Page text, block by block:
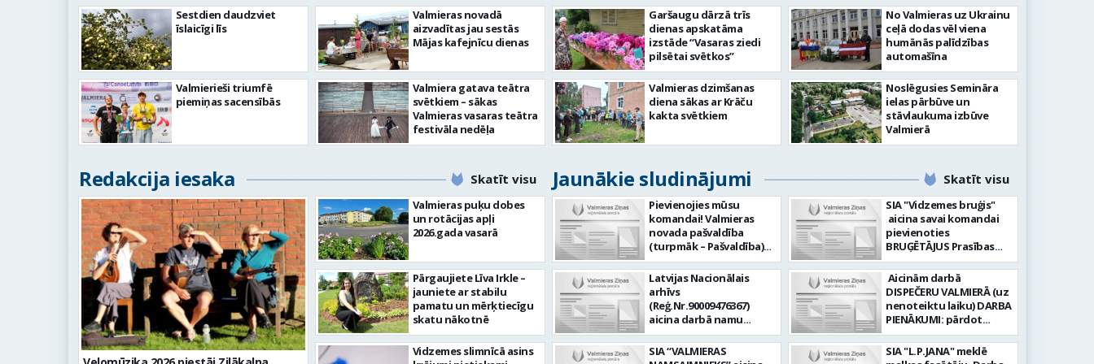
Sestdien daudzviet
īslaicīgi līs
Valmierieši triumfē
piemiņas sacensībās
Valmieras novadā
aizvadītas jau sestās
Mājas kafejnīcu dienas
Valmiera gatava teātra
svētkiem – sākas
Valmieras vasaras teātra
festivāla nedēļa
Garšaugu dārzā trīs
dienas apskatāma
izstāde “Vasaras ziedi
pilsētai svētkos”
Valmieras dzimšanas
diena sākas ar Krāču
kakta svētkiem
slimnīcā
No Valmieras uz Ukrainu
ceļā dodas vēl viena
humānās palīdzības
automašīna
Noslēgusies Semināra
ielas pārbūve un
stāvlaukuma izbūve
Valmierā
Redakcija iesaka Skatīt visu Jaunākie sludinājumi Skatīt visu
Valmieras puķu dobes
un rotācijas apļi
2026.gada vasarā
Pārgaujiete Līva Irkle –
jauniete ar stabilu
pamatu un mērķtiecīgu
skatu nākotnē
Vidzemes slimnīcā asins
Pievienojies mūsu
komandai! Valmieras
novada pašvaldība
(turpmāk – Pašvaldība)
aicina darbā
Informācijas tehnoloģiju
centra (ITC) informācijas
tehnoloģiju
administratoru/-i (uz
vieta: Rūjienas un
Naukšēnu apvienību
Latvijas Nacionālais
arhīvs
(Reģ.Nr.90009476367)
aicina darbā namu
pārzini (uz nenoteiktu
laiku) Valmieras zonālajā
valsts arhīvā Mēs
SIA “VALMIERAS
SIA "Vidzemes bruģis"
aicina savai komandai
pievienoties
BRUĢĒTĀJUS Prasības
pretendentiem: Vēlme
strādāt - augsta
atbildības sajūta pret
darbu, precizitāte;
Pieredze bruģēšanā vai
ceļu būvniecībā. Darba
pienākumi: Bruģakmens
ieklāšana; Ceļu, ielas
Aicinām darbā
DISPEČERU VALMIERĀ (uz
nenoteiktu laiku) DARBA
PIENĀKUMI: pārdot
braukšanas
dokumentus organizēt
un koordinēt autobusu
SIA "L.P.JANA" meklē